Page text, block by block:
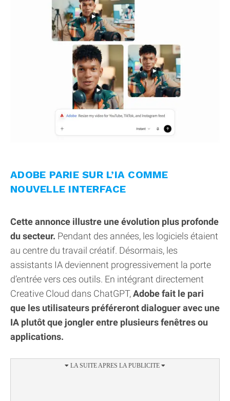
ADOBE PARIE SUR L’IA COMME
NOUVELLE INTERFACE
Cette annonce illustre une évolution plus profonde
du secteur. Pendant des années, les logiciels étaient
au centre du travail créatif. Désormais, les
assistants IA deviennent progressivement la porte
d’entrée vers ces outils. En intégrant directement
Creative Cloud dans ChatGPT,Adobe fait le pari
que les utilisateurs préféreront dialoguer avec une
IA plutôt que jongler entre plusieurs fenêtres ou
applications.